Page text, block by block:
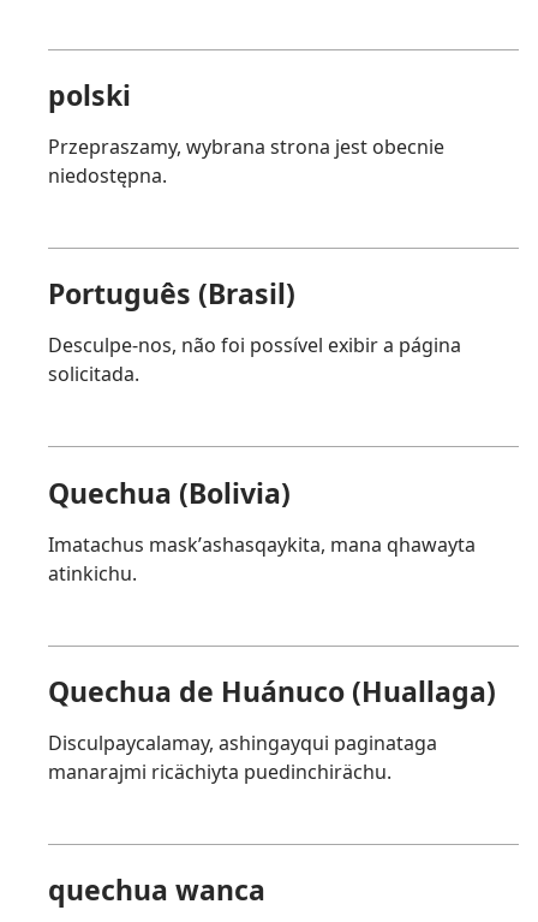
polski
Przepraszamy, wybrana strona jest obecnie
niedostępna.
Português (Brasil)
Desculpe-nos, não foi possível exibir a página
solicitada.
Quechua (Bolivia)
Imatachus maskʼashasqaykita, mana qhawayta
atinkichu.
Quechua de Huánuco (Huallaga)
Disculpaycalamay, ashingayqui paginataga
manarajmi ricächiyta puedinchirächu.
quechua wanca